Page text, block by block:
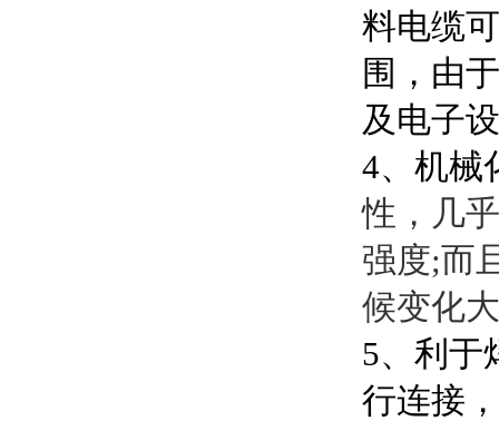
料电缆
围，由
及电子
4、机械
性，几
强度;而
候变化
5、利于
行连接